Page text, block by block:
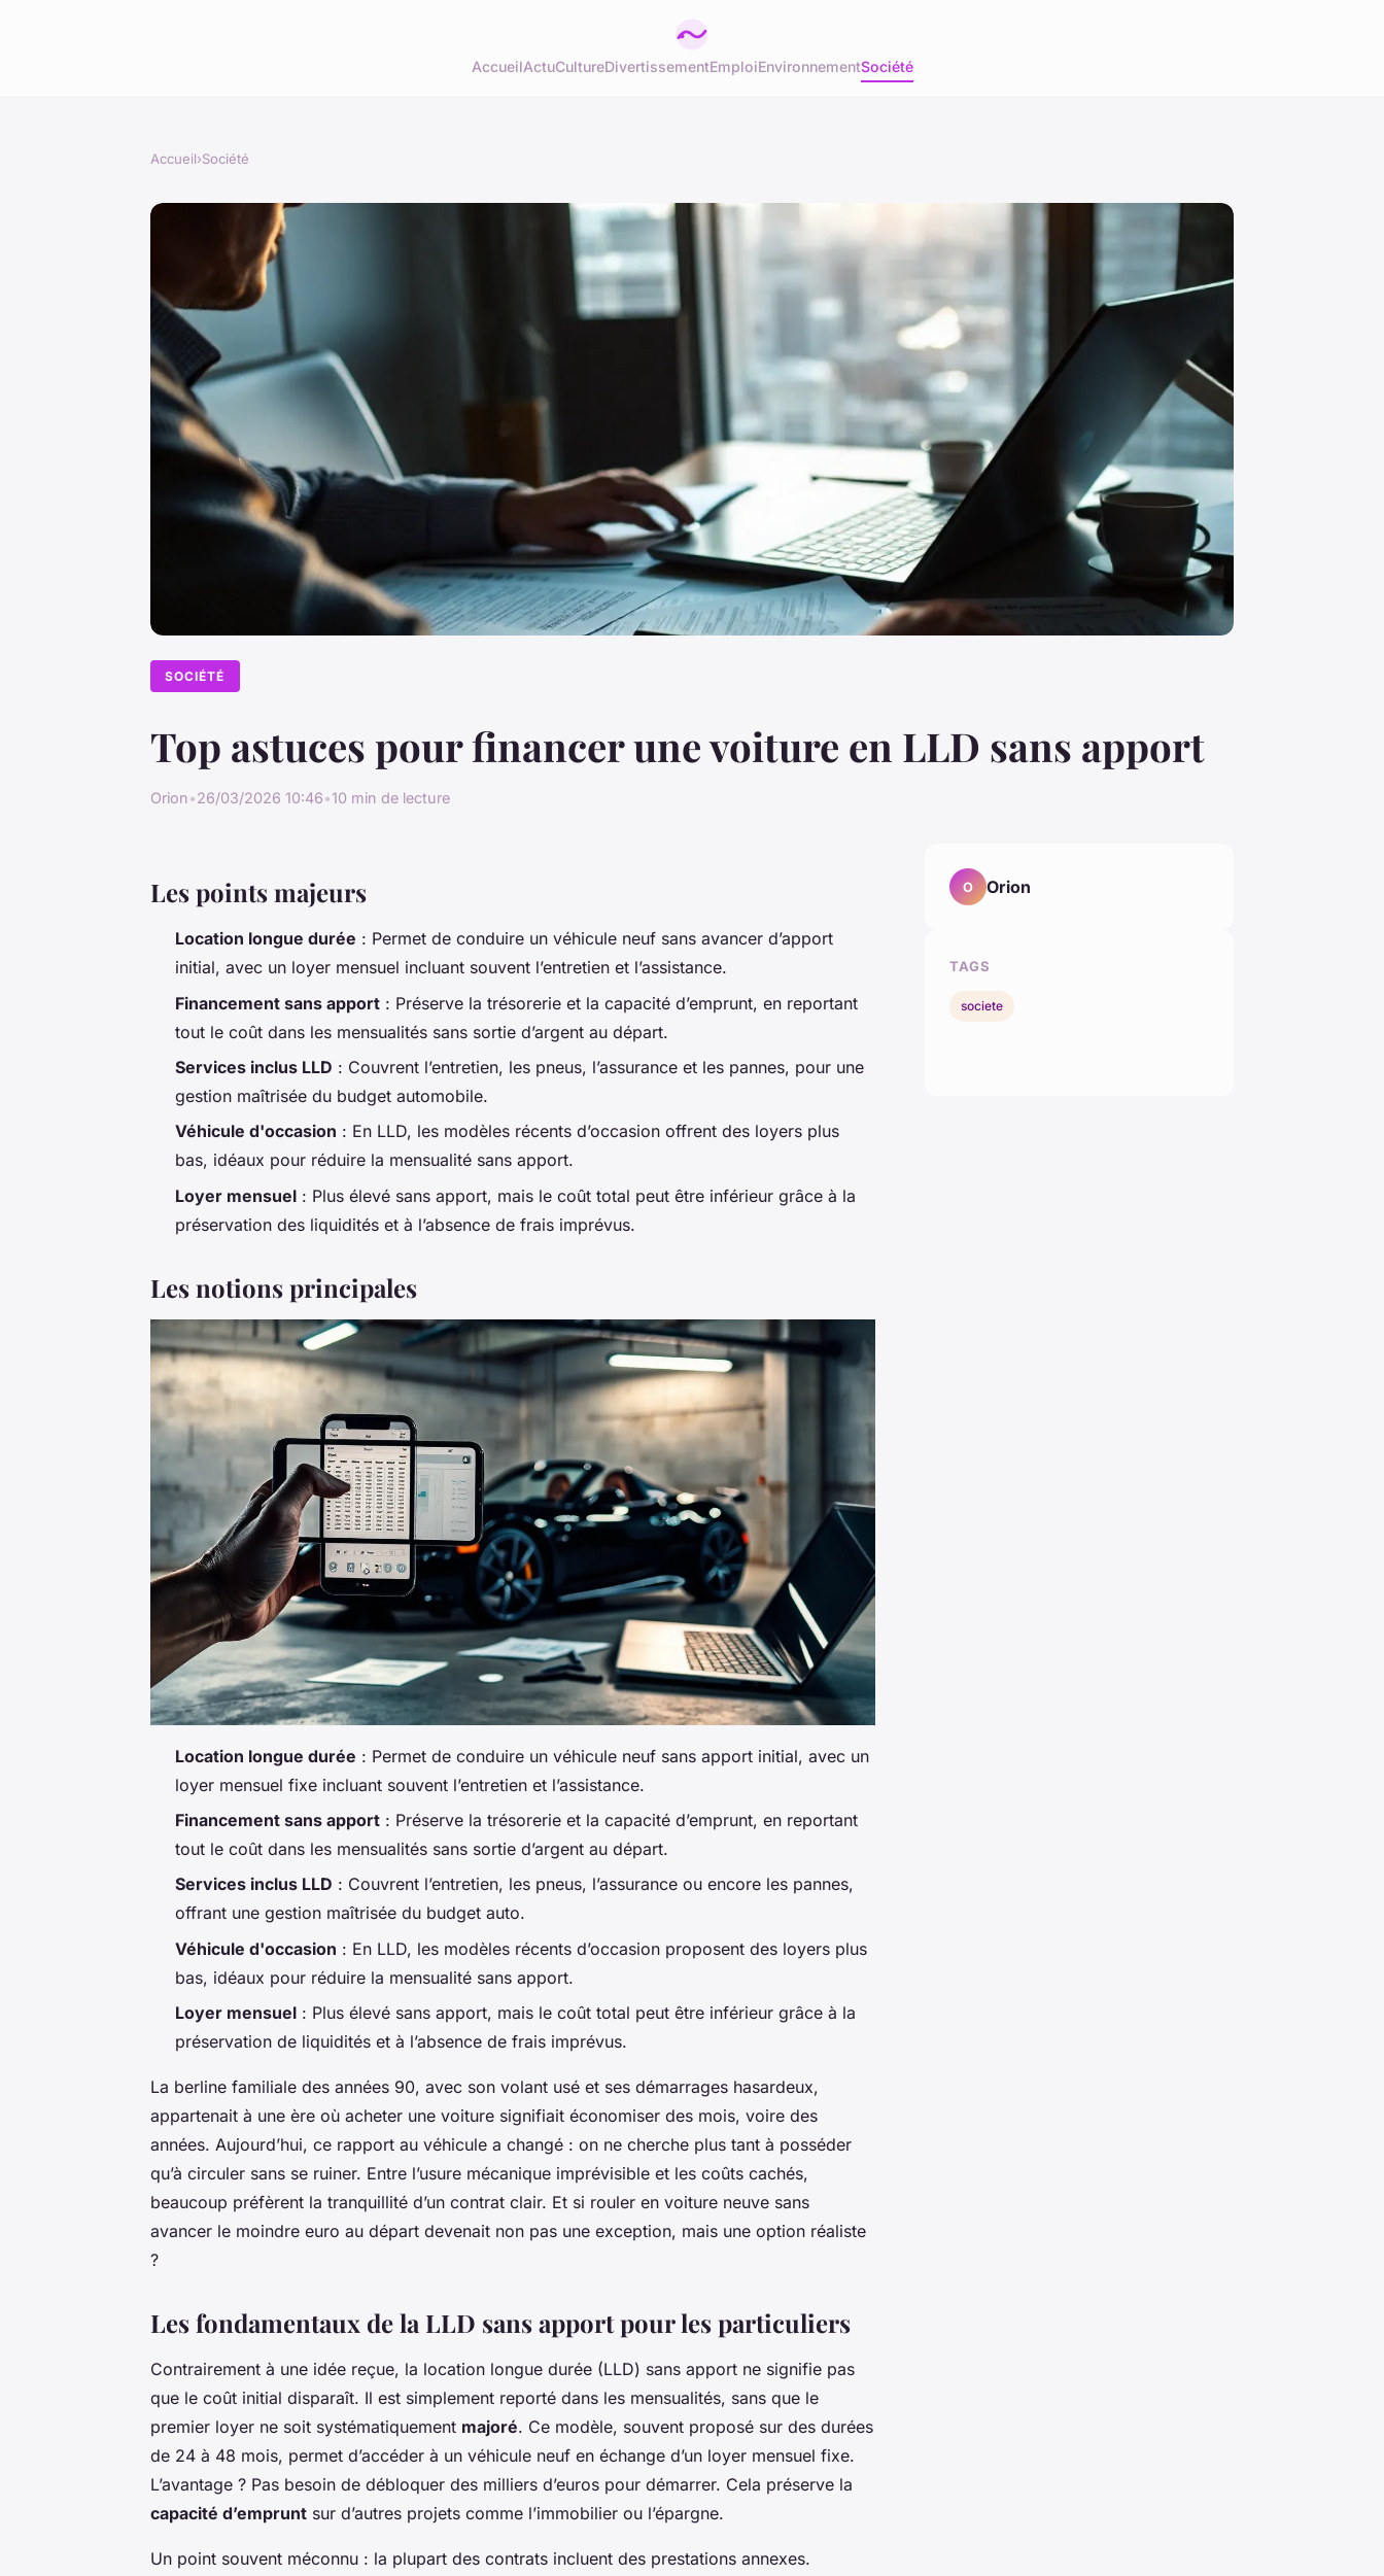
AccueilActuCultureDivertissementEmploiEnvironnementSociété
Accueil›Société
SOCIÉTÉ
Top astuces pour financer une voiture en LLD sans apport
Orion•26/03/2026 10:46•10 min de lecture
Les points majeurs
Location longue durée : Permet de conduire un véhicule neuf sans avancer d’apport
initial, avec un loyer mensuel incluant souvent l’entretien et l’assistance.
Financement sans apport : Préserve la trésorerie et la capacité d’emprunt, en reportant
tout le coût dans les mensualités sans sortie d’argent au départ.
Services inclus LLD : Couvrent l’entretien, les pneus, l’assurance et les pannes, pour une
gestion maîtrisée du budget automobile.
Véhicule d'occasion : En LLD, les modèles récents d’occasion offrent des loyers plus
bas, idéaux pour réduire la mensualité sans apport.
Loyer mensuel : Plus élevé sans apport, mais le coût total peut être inférieur grâce à la
préservation des liquidités et à l’absence de frais imprévus.
Les notions principales
Location longue durée : Permet de conduire un véhicule neuf sans apport initial, avec un
loyer mensuel fixe incluant souvent l’entretien et l’assistance.
Financement sans apport : Préserve la trésorerie et la capacité d’emprunt, en reportant
tout le coût dans les mensualités sans sortie d’argent au départ.
Services inclus LLD : Couvrent l’entretien, les pneus, l’assurance ou encore les pannes,
offrant une gestion maîtrisée du budget auto.
Véhicule d'occasion : En LLD, les modèles récents d’occasion proposent des loyers plus
bas, idéaux pour réduire la mensualité sans apport.
Loyer mensuel : Plus élevé sans apport, mais le coût total peut être inférieur grâce à la
préservation de liquidités et à l’absence de frais imprévus.
La berline familiale des années 90, avec son volant usé et ses démarrages hasardeux,
appartenait à une ère où acheter une voiture signifiait économiser des mois, voire des
années. Aujourd’hui, ce rapport au véhicule a changé : on ne cherche plus tant à posséder
qu’à circuler sans se ruiner. Entre l’usure mécanique imprévisible et les coûts cachés,
beaucoup préfèrent la tranquillité d’un contrat clair. Et si rouler en voiture neuve sans
avancer le moindre euro au départ devenait non pas une exception, mais une option réaliste
?
Les fondamentaux de la LLD sans apport pour les particuliers
Contrairement à une idée reçue, la location longue durée (LLD) sans apport ne signifie pas
que le coût initial disparaît. Il est simplement reporté dans les mensualités, sans que le
premier loyer ne soit systématiquement majoré. Ce modèle, souvent proposé sur des durées
de 24 à 48 mois, permet d’accéder à un véhicule neuf en échange d’un loyer mensuel fixe.
L’avantage ? Pas besoin de débloquer des milliers d’euros pour démarrer. Cela préserve la
capacité d’emprunt sur d’autres projets comme l’immobilier ou l’épargne.
Un point souvent méconnu : la plupart des contrats incluent des prestations annexes.
O Orion
TAGS
societe